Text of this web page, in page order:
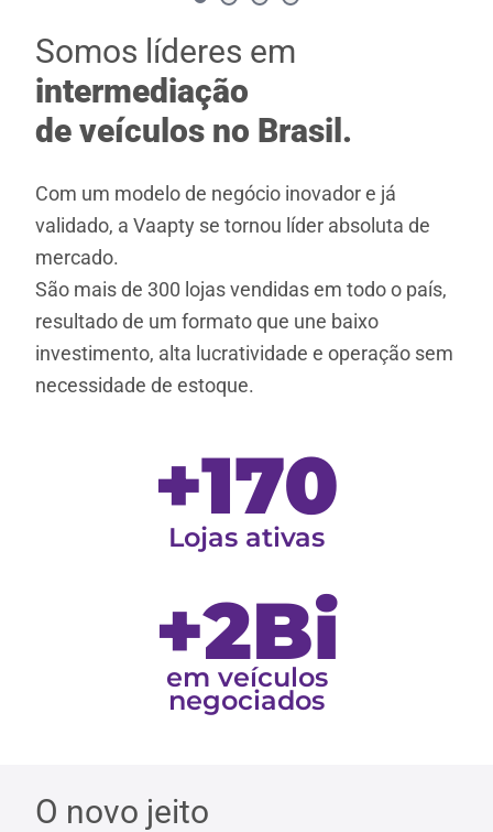
Somos líderes em
intermediação
de veículos no Brasil.
Com um modelo de negócio inovador e já
validado, a Vaapty se tornou líder absoluta de
mercado.
São mais de 300 lojas vendidas em todo o país,
resultado de um formato que une baixo
investimento, alta lucratividade e operação sem
necessidade de estoque.
+170
Lojas ativas
+2Bi
em veículos
negociados
O novo jeito